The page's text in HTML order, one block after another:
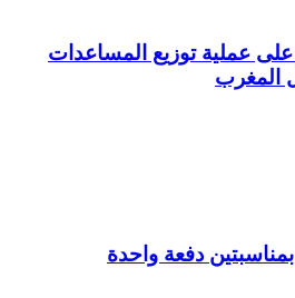
عملية توزيع المساعدات
المغرب
دفعة واحدة